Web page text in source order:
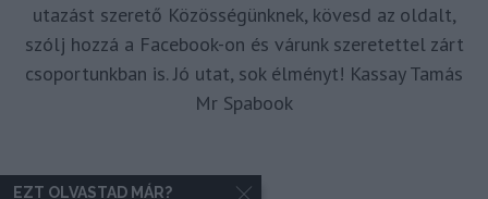
utazást szerető Közösségünknek, kövesd az oldalt,
szólj hozzá a Facebook-on és várunk szeretettel zárt
csoportunkban is. Jó utat, sok élményt! Kassay Tamás
Mr Spabook
EZT OLVASTAD MÁR?